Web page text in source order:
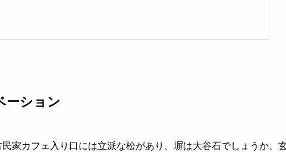
ーション
家カフェ入り口には立派な松があり、塀は大谷石でしょうか、